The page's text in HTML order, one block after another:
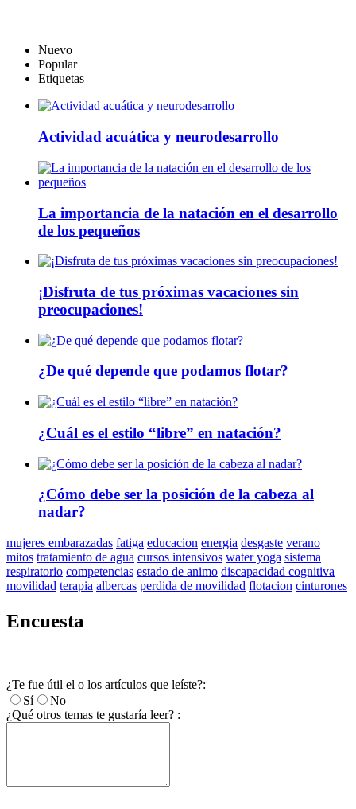
Nuevo
Popular
Etiquetas
Actividad acuática y neurodesarrollo
La importancia de la natación en el desarrollo
de los pequeños
¡Disfruta de tus próximas vacaciones sin
preocupaciones!
¿De qué depende que podamos flotar?
¿Cuál es el estilo “libre” en natación?
¿Cómo debe ser la posición de la cabeza al
nadar?
mujeres embarazadas fatiga educacion energia desgaste verano
mitos tratamiento de agua cursos intensivos water yoga sistema
respiratorio competencias estado de animo discapacidad cognitiva
movilidad terapia albercas perdida de movilidad flotacion cinturones
Encuesta
¿Te fue útil el o los artículos que leíste?:
Sí
No
¿Qué otros temas te gustaría leer? :